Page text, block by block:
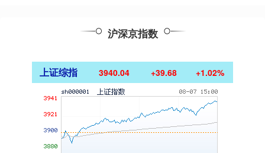
沪深京指数
上证综指 3940.04 +39.68 +1.02%